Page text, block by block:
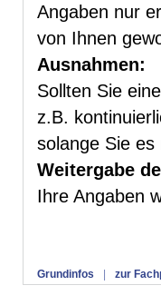
Angaben nur
von Ihnen
Ausnahmen:
Sollten Sie
z.B.
solange Sie
Weitergabe
Ihre Angaben
Grundinfos | zur